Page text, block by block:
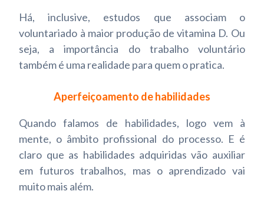
Há, inclusive, estudos que associam o
voluntariado à maior produção de vitamina D. Ou
seja, a importância do trabalho voluntário
também é uma realidade para quem o pratica.
Aperfeiçoamento de habilidades
Quando falamos de habilidades, logo vem à
mente, o âmbito profissional do processo. E é
claro que as habilidades adquiridas vão auxiliar
em futuros trabalhos, mas o aprendizado vai
muito mais além.